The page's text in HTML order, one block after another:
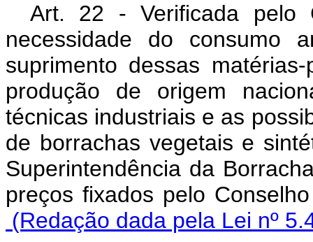
Art. 22 - Verificada pelo
necessidade do consumo
suprimento dessas
produção de origem
técnicas industriais e as
de borrachas vegetais e
Superintendência da
preços fixados pelo
(Redação dada pela Lei nº